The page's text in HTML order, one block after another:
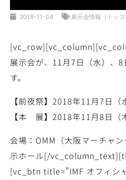
2018-11-04 展示会情報（トップ
展示会が、11月7日（水）、
す。
【前夜祭】2018年11月7日
【本 展】2018年11月8日（
会場：OMM（大阪マーチャ
示ホール[/
[vc_btn title=”IMF オフィシ